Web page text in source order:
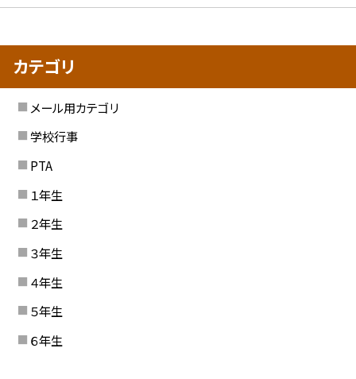
カテゴリ
メール用カテゴリ
学校行事
PTA
１年生
２年生
３年生
４年生
５年生
６年生